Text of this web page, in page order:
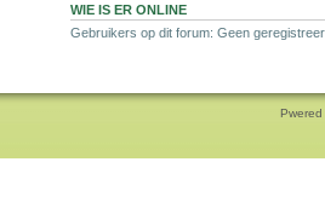
WIE IS ER ONLINE
Gebruikers op dit forum: Geen